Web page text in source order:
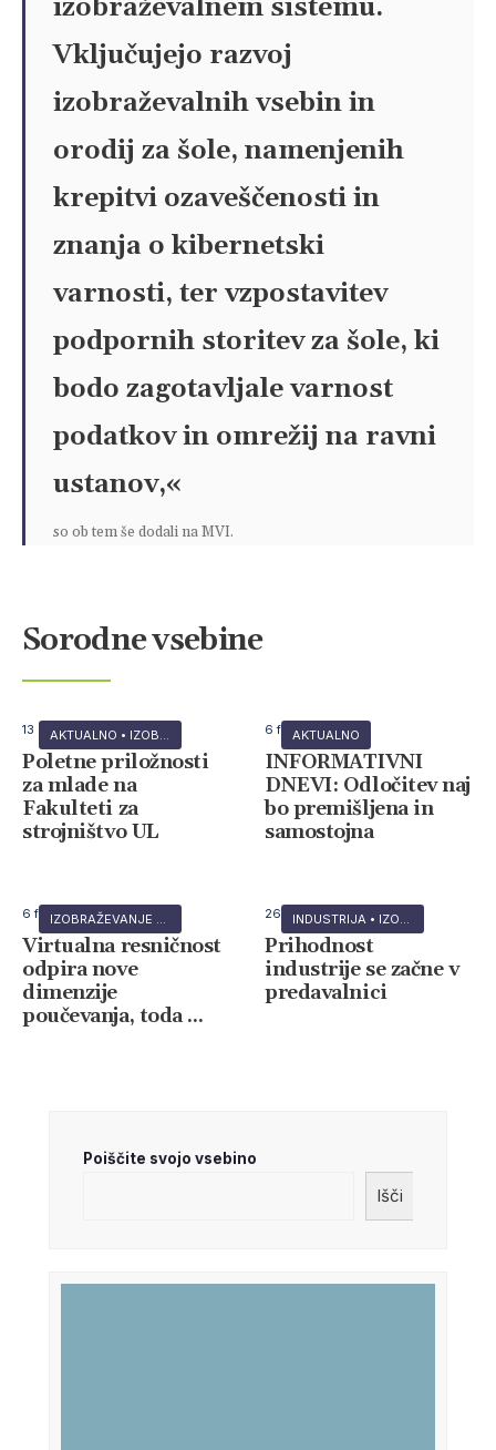
izobraževalnem sistemu.
Vključujejo razvoj
izobraževalnih vsebin in
orodij za šole, namenjenih
krepitvi ozaveščenosti in
znanja o kibernetski
varnosti, ter vzpostavitev
podpornih storitev za šole, ki
bodo zagotavljale varnost
podatkov in omrežij na ravni
ustanov,«
so ob tem še dodali na MVI.
Sorodne vsebine
AKTUALNO • IZOBRAŽEVANJE
13 maja, 2026
Poletne priložnosti
za mlade na
Fakulteti za
strojništvo UL
AKTUALNO
6 februarja, 2026
INFORMATIVNI
DNEVI: Odločitev naj
bo premišljena in
samostojna
IZOBRAŽEVANJE
6 februarja, 2026
Virtualna resničnost
odpira nove
dimenzije
poučevanja, toda …
INDUSTRIJA • IZOBRAŽEVANJE
26 januarja, 2026
Prihodnost
industrije se začne v
predavalnici
Poiščite svojo vsebino
Išči